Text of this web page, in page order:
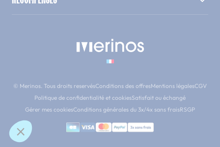
© Merinos. Tous droits reservésConditions des offresMentions légalesCGV
Politique de confidentialité et cookiesSatisfait ou échangé
Gérer mes cookiesConditions générales du 3x/4x sans fraisRSGP